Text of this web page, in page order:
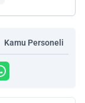
Kamu Personeli